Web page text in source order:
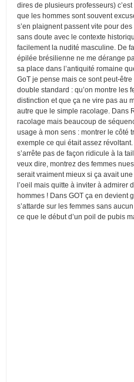
dires de plusieurs professeurs)
que les hommes sont souvent
s’en plaignent passent vite pour
sans doute avec le contexte
facilement la nudité masculine. De
épilée brésilienne ne me dérange
sa place dans l’antiquité romaine
GoT je pense mais ce sont peut-être
double standard : qu’on montre les
distinction et que ça ne vire pas au
autre que le simple racolage. Dans
racolage mais beaucoup de
usage à mon sens : montrer le côté
exemple ce qui était assez
s’arrête pas de façon ridicule à la
veux dire, montrez des femmes
serait vraiment mieux si ça avait
l’oeil mais quitte à inviter à admirer
hommes ! Dans GOT ça en devient
s’attarde sur les femmes sans
ce que le début d’un poil de pubis